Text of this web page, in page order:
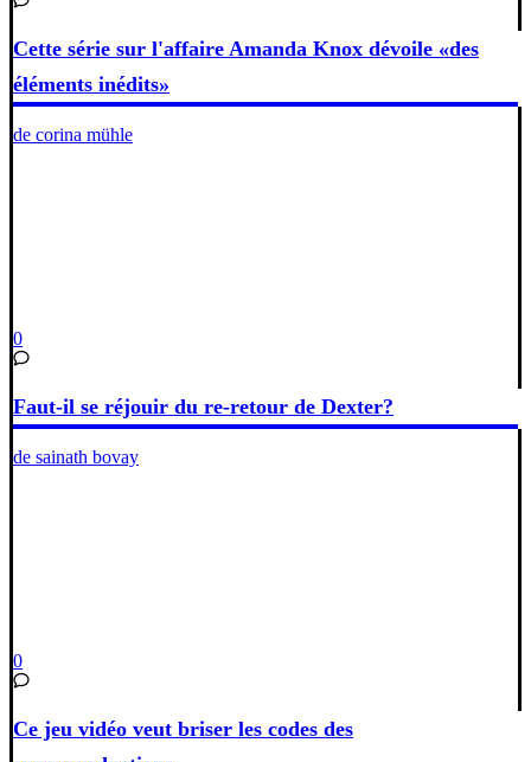
Cette série sur l'affaire Amanda Knox dévoile «des
éléments inédits»
de corina mühle
0
Faut-il se réjouir du re-retour de Dexter?
de sainath bovay
0
Ce jeu vidéo veut briser les codes des